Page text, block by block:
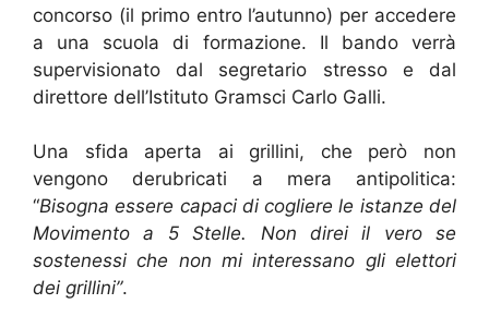
concorso (il primo entro l’autunno) per accedere
a una scuola di formazione. Il bando verrà
supervisionato dal segretario stresso e dal
direttore dell’Istituto Gramsci Carlo Galli.
Una sfida aperta ai grillini, che però non
vengono derubricati a mera antipolitica:
“Bisogna essere capaci di cogliere le istanze del
Movimento a 5 Stelle. Non direi il vero se
sostenessi che non mi interessano gli elettori
dei grillini”.